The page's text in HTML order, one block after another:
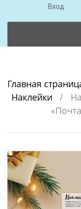
Вход
Главная
Наклейки
/